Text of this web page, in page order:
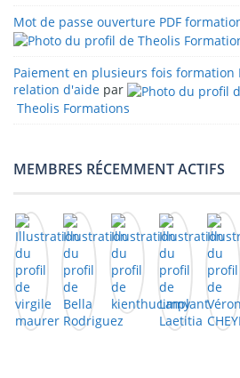
Mot de passe ouverture PDF
Paiement en plusieurs fois formation
relation d'aide par
Theolis Formations
MEMBRES RÉCEMMENT ACTIFS